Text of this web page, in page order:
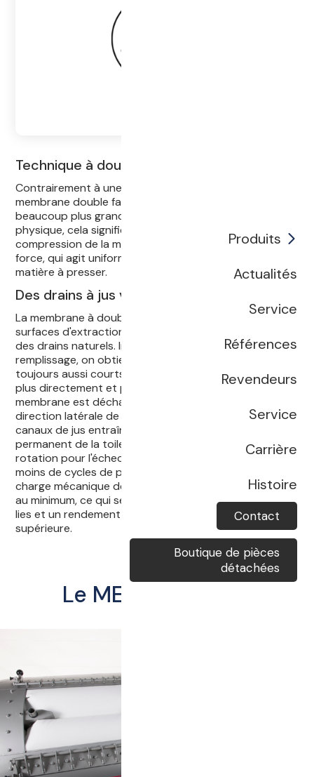
Produits
Actualités
Service
Références
Revendeurs
Service
Carrière
Histoire
Contact
Boutique de pièces
détachées
Technique à double membrane
Contrairement à une membrane demi-face, la
membrane double face dispose d'une surface d'appui
beaucoup plus grande (double). D'un point de vue
physique, cela signifie moins de pression et moins de
compression de la matière à presser pour la même
force, qui agit uniformément de tous les côtés sur la
matière à presser.
Des drains à jus verticaux et flexibles
La membrane à double face pousse le jus contre les
surfaces d'extraction verticales, qui agissent comme
des drains naturels. Indépendamment de la hauteur de
remplissage, on obtient ainsi des trajets de jus
toujours aussi courts, ce qui permet au jus de s'écouler
plus directement et plus rapidement. Lorsque la
membrane est déchargée (vide tiré), le jus s'affaisse. La
direction latérale de la pression et la flexibilité des
canaux de jus entraînent un auto-nettoyage
permanent de la toile de tamisage. Ainsi, l'effort de
rotation pour l'échec est considérablement réduit et
moins de cycles de pressage sont nécessaires. La
charge mécanique de la matière à presser est réduite
au minimum, ce qui se traduit par une diminution des
lies et un rendement en jus plus élevé et de qualité
supérieure.
Le MERLIN en bref